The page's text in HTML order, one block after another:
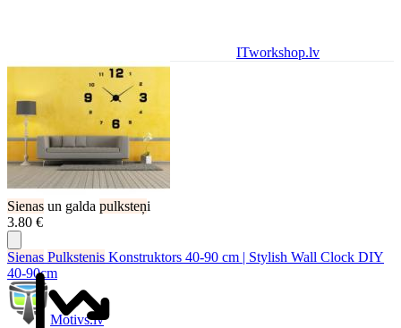
ITworkshop.lv
Sienas un galda pulksteņi
3.80 €
Sienas Pulkstenis Konstruktors 40-90 cm | Stylish Wall Clock DIY
40-90cm
Motivs.lv